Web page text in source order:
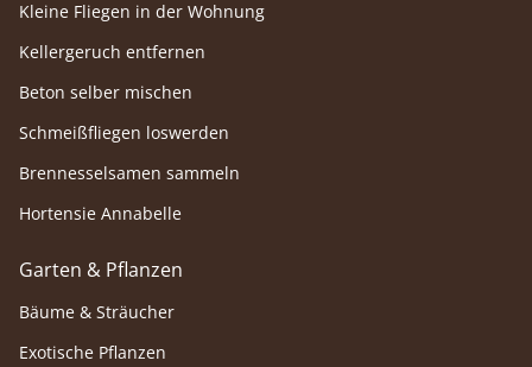
Kleine Fliegen in der Wohnung
Kellergeruch entfernen
Beton selber mischen
Schmeißfliegen loswerden
Brennesselsamen sammeln
Hortensie Annabelle
Garten & Pflanzen
Bäume & Sträucher
Exotische Pflanzen